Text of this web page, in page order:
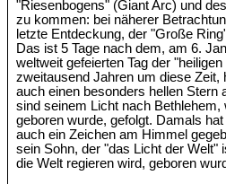
"Riesenbogens" (Giant Arc) und
zu kommen: bei näherer
letzte Entdeckung, der "Große
Das ist 5 Tage nach dem, am 6.
weltweit gefeierten Tag der
zweitausend Jahren um diese Zeit,
auch einen besonders hellen Stern
sind seinem Licht nach Bethlehem,
geboren wurde, gefolgt. Damals
auch ein Zeichen am Himmel
sein Sohn, der "das Licht der Welt"
die Welt regieren wird, geboren